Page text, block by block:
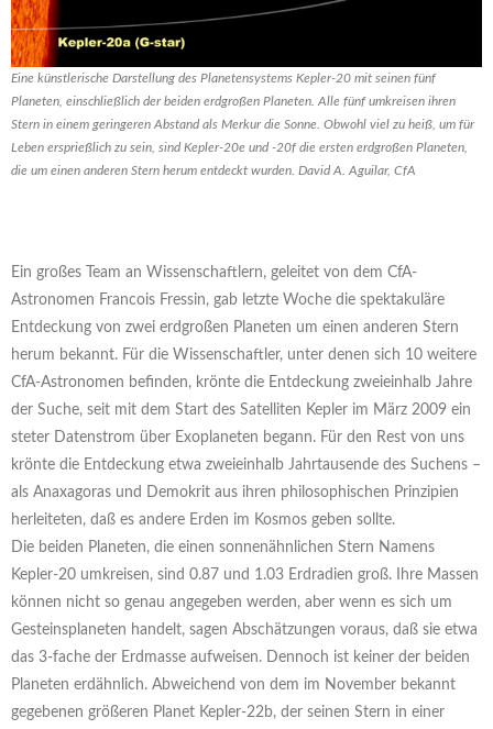
Eine künstlerische Darstellung des Planetensystems Kepler-20 mit seinen fünf
Planeten, einschließlich der beiden erdgroßen Planeten. Alle fünf umkreisen ihren
Stern in einem geringeren Abstand als Merkur die Sonne. Obwohl viel zu heiß, um für
Leben ersprießlich zu sein, sind Kepler-20e und -20f die ersten erdgroßen Planeten,
die um einen anderen Stern herum entdeckt wurden. David A. Aguilar, CfA
Ein großes Team an Wissenschaftlern, geleitet von dem CfA-
Astronomen Francois Fressin, gab letzte Woche die spektakuläre
Entdeckung von zwei erdgroßen Planeten um einen anderen Stern
herum bekannt. Für die Wissenschaftler, unter denen sich 10 weitere
CfA-Astronomen befinden, krönte die Entdeckung zweieinhalb Jahre
der Suche, seit mit dem Start des Satelliten Kepler im März 2009 ein
steter Datenstrom über Exoplaneten begann. Für den Rest von uns
krönte die Entdeckung etwa zweieinhalb Jahrtausende des Suchens –
als Anaxagoras und Demokrit aus ihren philosophischen Prinzipien
herleiteten, daß es andere Erden im Kosmos geben sollte.
Die beiden Planeten, die einen sonnenähnlichen Stern Namens
Kepler-20 umkreisen, sind 0.87 und 1.03 Erdradien groß. Ihre Massen
können nicht so genau angegeben werden, aber wenn es sich um
Gesteinsplaneten handelt, sagen Abschätzungen voraus, daß sie etwa
das 3-fache der Erdmasse aufweisen. Dennoch ist keiner der beiden
Planeten erdähnlich. Abweichend von dem im November bekannt
gegebenen größeren Planet Kepler-22b, der seinen Stern in einer